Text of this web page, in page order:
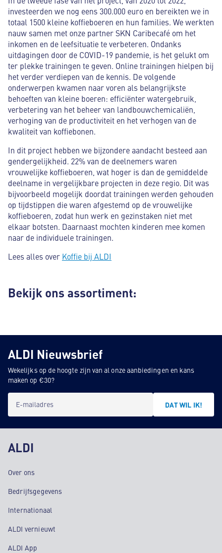
investeerden we nog eens 300.000 euro en bereikten we in
totaal 1500 kleine koffieboeren en hun families. We werkten
nauw samen met onze partner SKN Caribecafé om het
inkomen en de leefsituatie te verbeteren. Ondanks
uitdagingen door de COVID-19 pandemie, is het gelukt om
ter plekke trainingen te geven. Online trainingen hielpen bij
het verder verdiepen van de kennis. De volgende
onderwerpen kwamen naar voren als belangrijkste
behoeften van kleine boeren: efficiënter watergebruik,
verbetering van het beheer van landbouwchemicaliën,
verhoging van de productiviteit en het verhogen van de
kwaliteit van koffiebonen.
In dit project hebben we bijzondere aandacht besteed aan
gendergelijkheid. 22% van de deelnemers waren
vrouwelijke koffieboeren, wat hoger is dan de gemiddelde
deelname in vergelijkbare projecten in deze regio. Dit was
bijvoorbeeld mogelijk doordat trainingen werden gehouden
op tijdstippen die waren afgestemd op de vrouwelijke
koffieboeren, zodat hun werk en gezinstaken niet met
elkaar botsten. Daarnaast mochten kinderen mee komen
naar de individuele trainingen.
Lees alles over Koffie bij ALDI
Bekijk ons assortiment:
ALDI Nieuwsbrief
Wekelijks op de hoogte zijn van al onze aanbiedingen en kans
maken op €30?
E-mailadres DAT WIL IK!
ALDI
Over ons
Bedrijfsgegevens
Internationaal
ALDI vernieuwt
ALDI App